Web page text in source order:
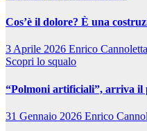
Cos’è il dolore? È una
3 Aprile 2026 Enrico Cannoletta
Scopri lo squalo
“Polmoni artificiali”, arriva il
31 Gennaio 2026 Enrico